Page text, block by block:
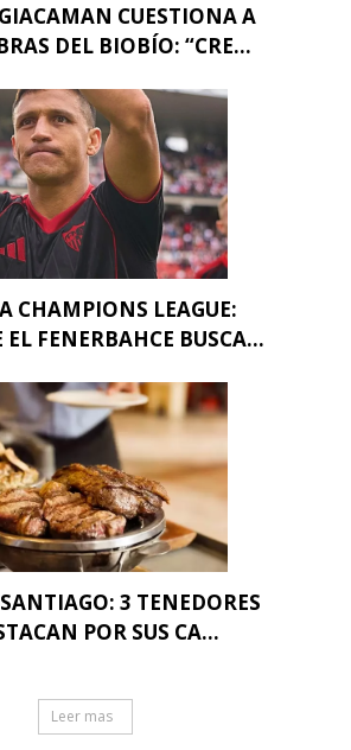
CUESTIONA A
DEL BIOBÍO: “CRE...
CHAMPIONS LEAGUE:
FENERBAHCE BUSCA...
3 TENEDORES
POR SUS CA...
Leer mas